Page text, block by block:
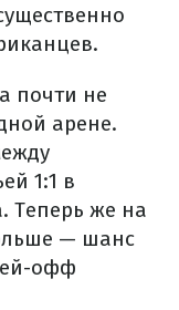
почти не
арене.
1:1 в
Теперь же на
— шанс
офф